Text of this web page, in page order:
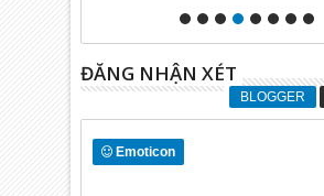
ĐĂNG NHẬN XÉT
BLOGGER
Emoticon